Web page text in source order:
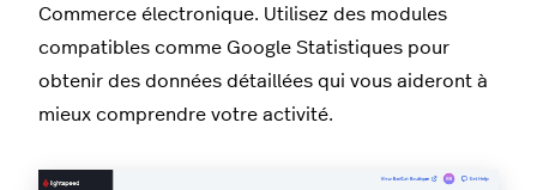
Commerce électronique. Utilisez des modules
compatibles comme Google Statistiques pour
obtenir des données détaillées qui vous aideront à
mieux comprendre votre activité.